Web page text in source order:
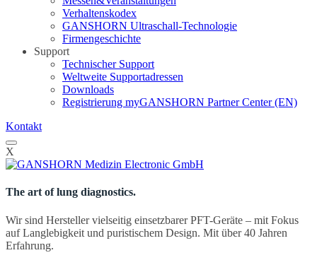
Verhaltenskodex
GANSHORN Ultraschall-Technologie
Firmengeschichte
Support
Technischer Support
Weltweite Supportadressen
Downloads
Registrierung myGANSHORN Partner Center (EN)
Kontakt
X
The art of lung diagnostics.
Wir sind Hersteller vielseitig einsetzbarer PFT-Geräte – mit Fokus
auf Langlebigkeit und puristischem Design. Mit über 40 Jahren
Erfahrung.